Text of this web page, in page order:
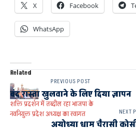
X Facebook
WhatsApp
Related
शक्ति प्रदर्शन में तब्दील रहा भाजपा के
नवनियुक्त प्रदेश अध्यक्ष का स्वागत
PREVIOUS POST
बंद रास्ता खुलवाने के लिए दिया ज्ञापन
NEXT
अयोध्या धाम चैरासी